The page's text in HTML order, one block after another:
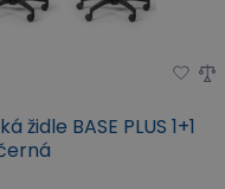
židle BASE PLUS 1+1